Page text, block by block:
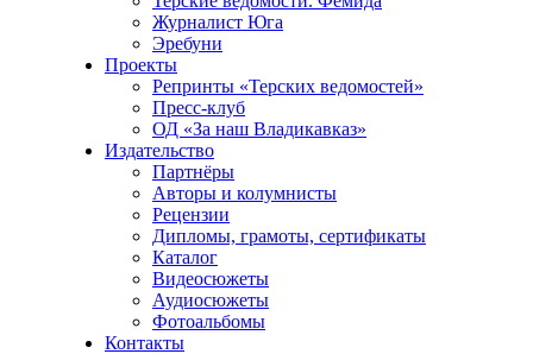
Журналист Юга
Эребуни
Проекты
Репринты «Терских ведомостей»
Пресс-клуб
ОД «За наш Владикавказ»
Издательство
Партнёры
Авторы и колумнисты
Рецензии
Дипломы, грамоты, сертификаты
Каталог
Видеосюжеты
Аудиосюжеты
Фотоальбомы
Контакты